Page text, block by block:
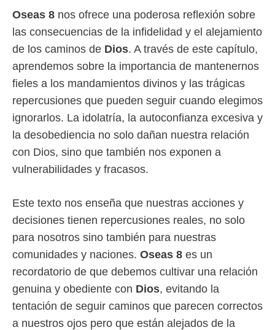
Oseas 8 nos ofrece una poderosa reflexión sobre
las consecuencias de la infidelidad y el alejamiento
de los caminos de Dios. A través de este capítulo,
aprendemos sobre la importancia de mantenernos
fieles a los mandamientos divinos y las trágicas
repercusiones que pueden seguir cuando elegimos
ignorarlos. La idolatría, la autoconfianza excesiva y
la desobediencia no solo dañan nuestra relación
con Dios, sino que también nos exponen a
vulnerabilidades y fracasos.
Este texto nos enseña que nuestras acciones y
decisiones tienen repercusiones reales, no solo
para nosotros sino también para nuestras
comunidades y naciones. Oseas 8 es un
recordatorio de que debemos cultivar una relación
genuina y obediente con Dios, evitando la
tentación de seguir caminos que parecen correctos
a nuestros ojos pero que están alejados de la